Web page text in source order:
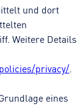
und dort
Weitere Details
privacy/
eines